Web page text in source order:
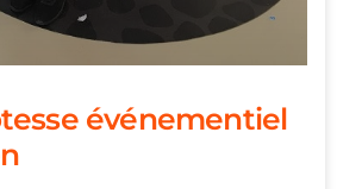
événementiel